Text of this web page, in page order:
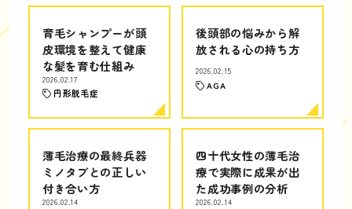
育毛シャンプーが頭
皮環境を整えて健康
な髪を育む仕組み
2026.02.17
円形脱毛症
後頭部の悩みから解
放される心の持ち方
2026.02.15
AGA
薄毛治療の最終兵器
ミノタブとの正しい
付き合い方
2026.02.14
四十代女性の薄毛治
療で実際に成果が出
た成功事例の分析
2026.02.14